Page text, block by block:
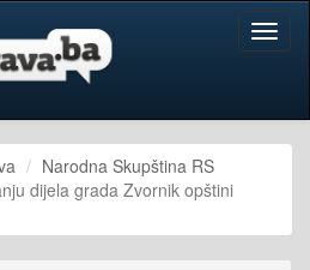
Narodna Skupština RS
dijela grada Zvornik opštini